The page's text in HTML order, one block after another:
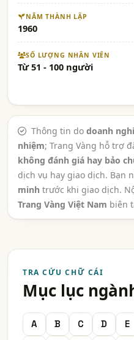
NĂM THÀNH LẬP
1960
SỐ LƯỢNG NHÂN VIÊN
Từ 51 - 100 người
Thông tin do doanh
nhiệm; Trang Vàng hỗ trợ
không đánh giá hay bảo
dịch vụ hay giao dịch. Bạn
minh trước khi giao dịch.
Trang Vàng Việt Nam biên
TRA CỨU CHỮ CÁI
Mục lục
A B C D E